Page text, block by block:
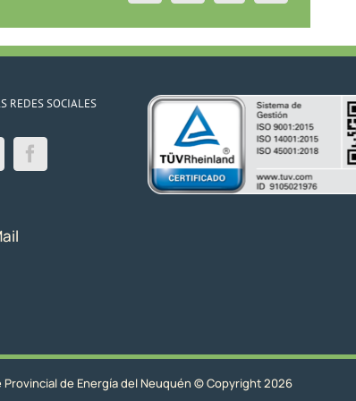
REDES SOCIALES
Provincial de Energía del Neuquén © Copyright 2026